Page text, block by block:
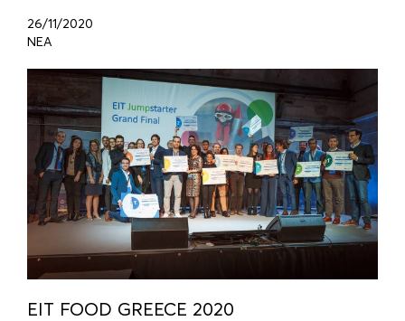
26/11/2020
ΝΕΑ
EIT FOOD GREECE 2020